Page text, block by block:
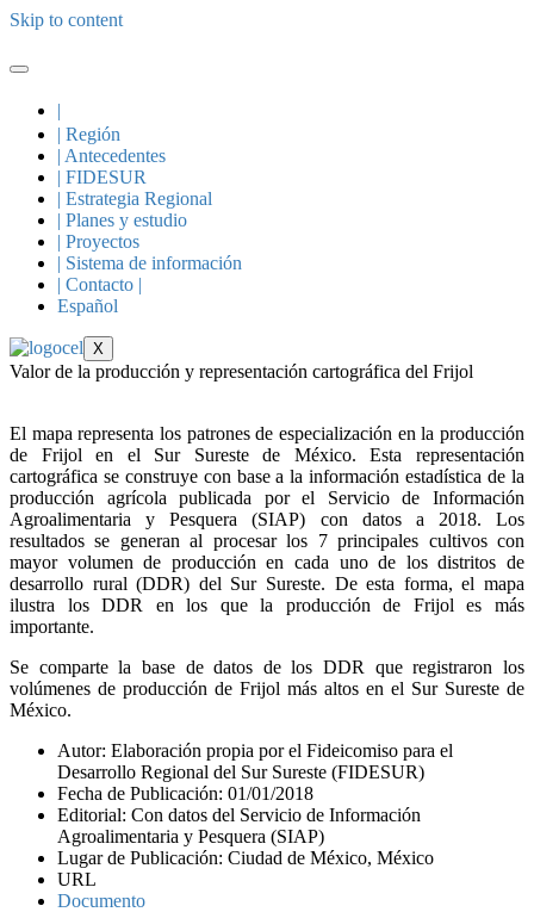
Skip to content
|
| Región
| Antecedentes
| FIDESUR
| Estrategia Regional
| Planes y estudio
| Proyectos
| Sistema de información
| Contacto |
Español
X
Valor de la producción y representación cartográfica del Frijol
El mapa representa los patrones de especialización en la producción
de Frijol en el Sur Sureste de México. Esta representación
cartográfica se construye con base a la información estadística de la
producción agrícola publicada por el Servicio de Información
Agroalimentaria y Pesquera (SIAP) con datos a 2018. Los
resultados se generan al procesar los 7 principales cultivos con
mayor volumen de producción en cada uno de los distritos de
desarrollo rural (DDR) del Sur Sureste. De esta forma, el mapa
ilustra los DDR en los que la producción de Frijol es más
importante.
Se comparte la base de datos de los DDR que registraron los
volúmenes de producción de Frijol más altos en el Sur Sureste de
México.
Autor: Elaboración propia por el Fideicomiso para el
Desarrollo Regional del Sur Sureste (FIDESUR)
Fecha de Publicación: 01/01/2018
Editorial: Con datos del Servicio de Información
Agroalimentaria y Pesquera (SIAP)
Lugar de Publicación: Ciudad de México, México
URL
Documento